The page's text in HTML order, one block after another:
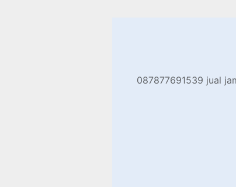
087877691539 jual